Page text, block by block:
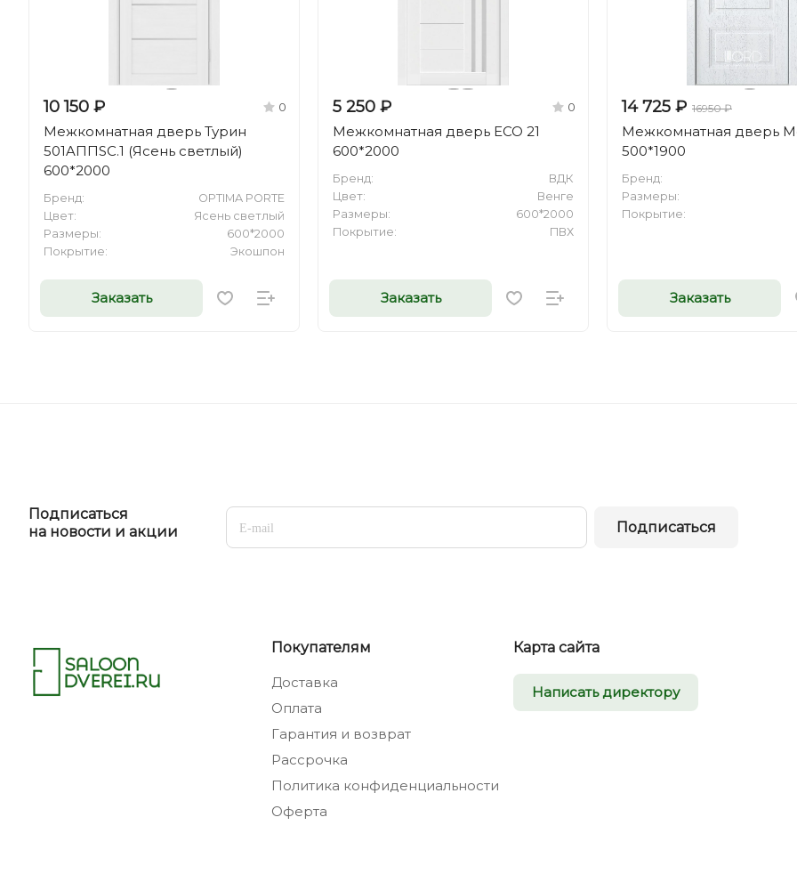
10 150 ₽ 0
Межкомнатная дверь Турин
501AППSC.1 (Ясень светлый)
600*2000
Бренд:
OPTIMA PORTE
Цвет:
Ясень светлый
Размеры:
600*2000
Покрытие:
Экошпон
Заказать
5 250 ₽ 0
Межкомнатная дверь ECO 21
600*2000
Бренд:
ВДК
Цвет:
Венге
Размеры:
600*2000
Покрытие:
ПВХ
Заказать
14 725 ₽ 16950 ₽
Межкомнатная дверь
500*1900
Бренд:
Размеры:
Покрытие:
Заказать
Подписаться
на новости и акции
Подписаться
Покупателям
Доставка
Оплата
Гарантия и возврат
Рассрочка
Политика конфиденциальности
Оферта
Карта сайта
Написать директору